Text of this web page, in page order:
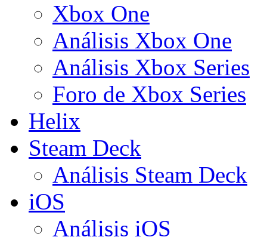
Xbox One
Análisis Xbox One
Análisis Xbox Series
Foro de Xbox Series
Helix
Steam Deck
Análisis Steam Deck
iOS
Análisis iOS